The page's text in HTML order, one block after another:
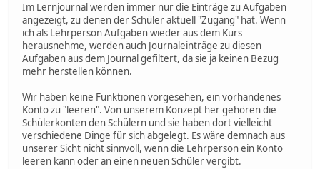
Im Lernjournal werden immer nur die Einträge zu Aufgaben
angezeigt, zu denen der Schüler aktuell "Zugang" hat. Wenn
ich als Lehrperson Aufgaben wieder aus dem Kurs
herausnehme, werden auch Journaleinträge zu diesen
Aufgaben aus dem Journal gefiltert, da sie ja keinen Bezug
mehr herstellen können.
Wir haben keine Funktionen vorgesehen, ein vorhandenes
Konto zu "leeren". Von unserem Konzept her gehören die
Schülerkonten den Schülern und sie haben dort vielleicht
verschiedene Dinge für sich abgelegt. Es wäre demnach aus
unserer Sicht nicht sinnvoll, wenn die Lehrperson ein Konto
leeren kann oder an einen neuen Schüler vergibt.